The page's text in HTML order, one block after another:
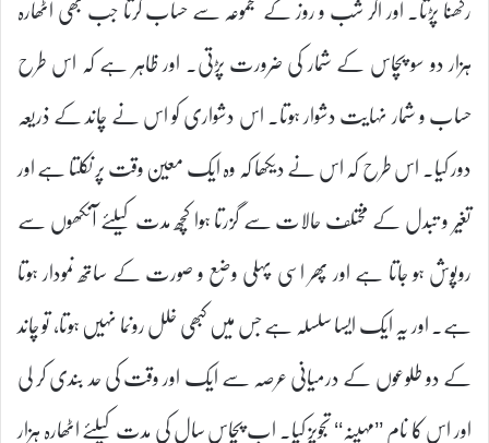
ہزار دو سو پچاس کے شمار کی ضرورت پڑتی۔ اور ظاہر ہے کہ اس طرح
حساب و شمار نہایت دشوار ہوتا۔ اس دشواری کو اس نے چاند کے ذریعہ
دور کیا۔ اس طرح کہ اس نے دیکھا کہ وہ ایک معین وقت پر نکلتا ہے اور
تغیر و تبدل کے مختلف حالات سے گزرتا ہوا کچھ مدت کیلئے آنکھوں سے
روپوش ہو جاتا ہے اور پھر اسی پہلی وضع و صورت کے ساتھ نمودار ہوتا
ہے۔ اور یہ ایک ایسا سلسلہ ہے جس میں کبھی خلل رونما نہیں ہوتا، تو چاند
کے دو طلوعوں کے درمیانی عرصہ سے ایک اور وقت کی حد بندی کر لی
اور اس کا نام ’’مہینہ‘‘ تجویز کیا۔ اب پچاس سال کی مدت کیلئے اٹھارہ ہزار